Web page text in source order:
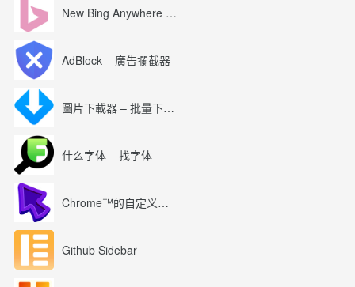
New Bing Anywhere (Bing Chat GPT-4)
AdBlock – 廣告攔截器
圖片下載器 – 批量下載圖片
什么字体 – 找字体
Chrome™的自定义光标
Github Sidebar